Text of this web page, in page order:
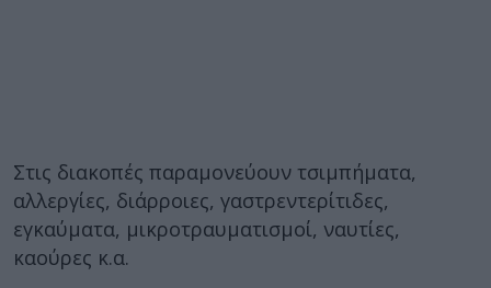
Στις διακοπές παραμονεύουν τσιμπήματα,
αλλεργίες, διάρροιες, γαστρεντερίτιδες,
εγκαύματα, μικροτραυματισμοί, ναυτίες,
καούρες κ.α.